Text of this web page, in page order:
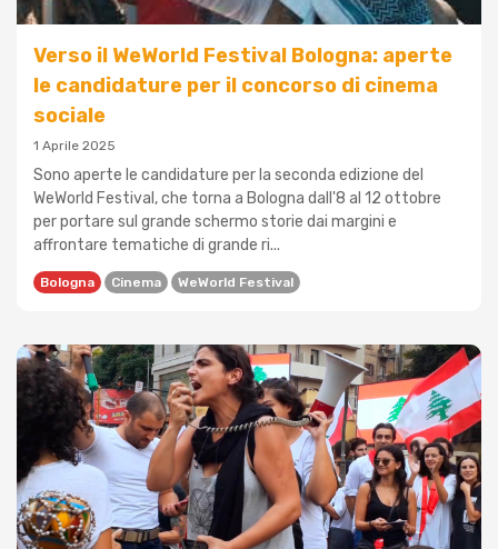
Verso il WeWorld Festival Bologna: aperte
le candidature per il concorso di cinema
sociale
1 Aprile 2025
Sono aperte le candidature per la seconda edizione del
WeWorld Festival, che torna a Bologna dall'8 al 12 ottobre
per portare sul grande schermo storie dai margini e
affrontare tematiche di grande ri...
Bologna Cinema WeWorld Festival